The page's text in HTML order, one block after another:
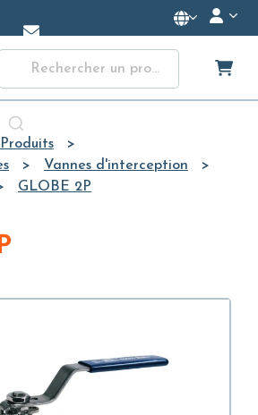
Content
Produits
Vannes d'interception
GLOBE 2P